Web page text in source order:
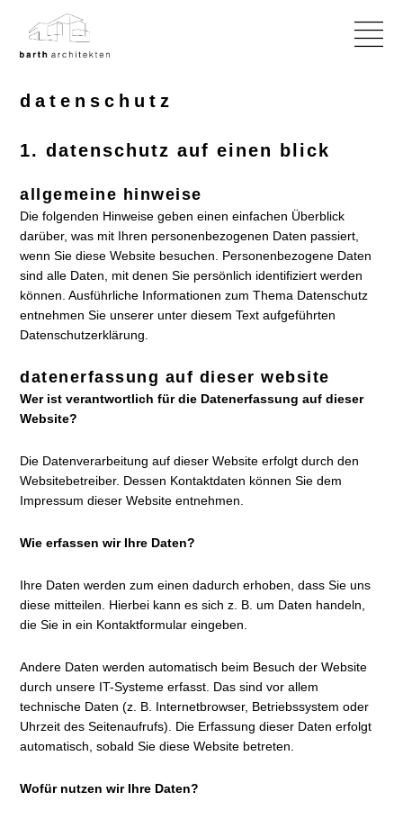
datenschutz
1. datenschutz auf einen blick
allgemeine hinweise
Die folgenden Hinweise geben einen einfachen Überblick
darüber, was mit Ihren personenbezogenen Daten passiert,
wenn Sie diese Website besuchen. Personenbezogene Daten
sind alle Daten, mit denen Sie persönlich identifiziert werden
können. Ausführliche Informationen zum Thema Datenschutz
entnehmen Sie unserer unter diesem Text aufgeführten
Datenschutzerklärung.
datenerfassung auf dieser website
Wer ist verantwortlich für die Datenerfassung auf dieser
Website?
Die Datenverarbeitung auf dieser Website erfolgt durch den
Websitebetreiber. Dessen Kontaktdaten können Sie dem
Impressum dieser Website entnehmen.
Wie erfassen wir Ihre Daten?
Ihre Daten werden zum einen dadurch erhoben, dass Sie uns
diese mitteilen. Hierbei kann es sich z. B. um Daten handeln,
die Sie in ein Kontaktformular eingeben.
Andere Daten werden automatisch beim Besuch der Website
durch unsere IT-Systeme erfasst. Das sind vor allem
technische Daten (z. B. Internetbrowser, Betriebssystem oder
Uhrzeit des Seitenaufrufs). Die Erfassung dieser Daten erfolgt
automatisch, sobald Sie diese Website betreten.
Wofür nutzen wir Ihre Daten?